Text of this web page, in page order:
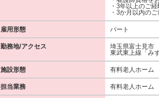
・3年以上のご
・3か月以内の
雇用形態 パート
勤務地/アクセス
埼玉県富士見市
東武東上線「み
施設形態 有料老人ホーム
担当業務 有料老人ホーム